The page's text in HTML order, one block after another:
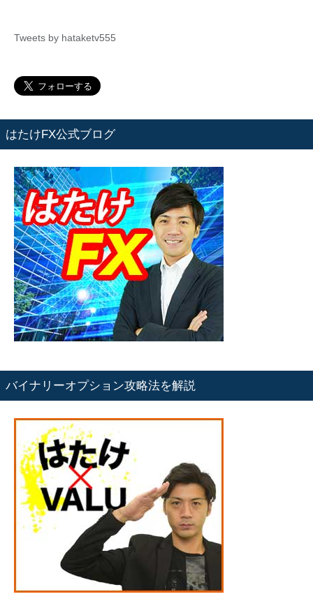
Tweets by hataketv555
はたけFX公式ブログ
バイナリーオプション攻略法を解説